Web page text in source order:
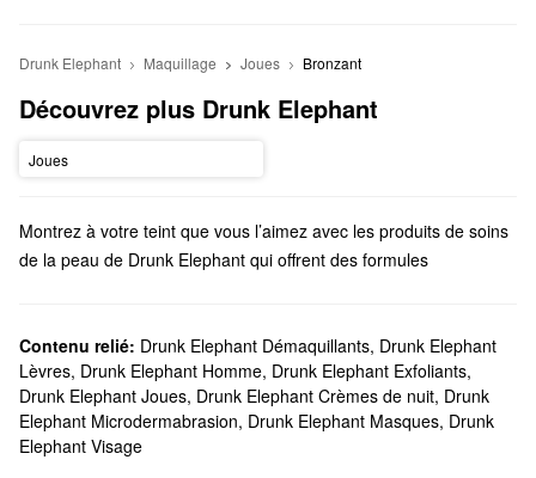
Drunk Elephant Maquillage Joues Bronzant
Découvrez plus Drunk Elephant
Joues
Montrez à votre teint que vous l’aimez avec les produits de soins
de la peau de Drunk Elephant qui offrent des formules
hydratantes, il y a tant d’incontournables à explorer.
Sephora offre-t-elle Drunk Elephant?
Nous vendons une variété de produits de soins de la peauDrunk
Elephant chez Sephora, y compris des hydratants reconstituants
et des nettoyants doux qui facilitent l’élimination du maquillage.
Contenu relié: Drunk Elephant Démaquillants, Drunk Elephant
Lèvres, Drunk Elephant Homme, Drunk Elephant Exfoliants,
Drunk Elephant Joues, Drunk Elephant Crèmes de nuit, Drunk
Elephant Microdermabrasion, Drunk Elephant Masques, Drunk
Elephant Visage